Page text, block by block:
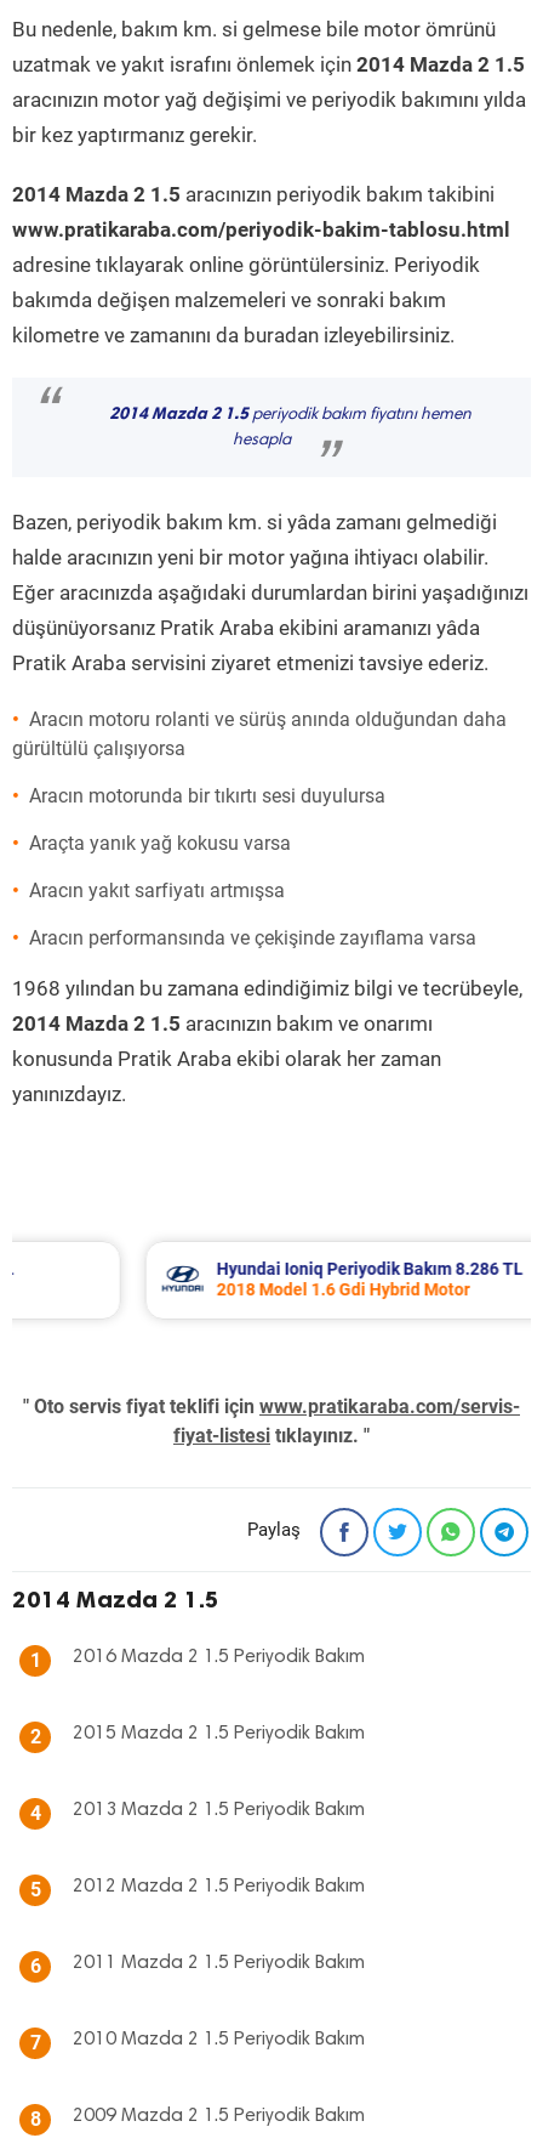
Bu nedenle, bakım km. si gelmese bile motor ömrünü
uzatmak ve yakıt israfını önlemek için 2014 Mazda 2 1.5
aracınızın motor yağ değişimi ve periyodik bakımını yılda
bir kez yaptırmanız gerekir.
2014 Mazda 2 1.5 aracınızın periyodik bakım takibini
www.pratikaraba.com/periyodik-bakim-tablosu.html
adresine tıklayarak online görüntülersiniz. Periyodik
bakımda değişen malzemeleri ve sonraki bakım
kilometre ve zamanını da buradan izleyebilirsiniz.
“ 2014 Mazda 2 1.5periyodik bakım fiyatını hemen
hesapla
”
Bazen, periyodik bakım km. si yâda zamanı gelmediği
halde aracınızın yeni bir motor yağına ihtiyacı olabilir.
Eğer aracınızda aşağıdaki durumlardan birini yaşadığınızı
düşünüyorsanız Pratik Araba ekibini aramanızı yâda
Pratik Araba servisini ziyaret etmenizi tavsiye ederiz.
Aracın motoru rolanti ve sürüş anında olduğundan daha
gürültülü çalışıyorsa
Aracın motorunda bir tıkırtı sesi duyulursa
Araçta yanık yağ kokusu varsa
Aracın yakıt sarfiyatı artmışsa
Aracın performansında ve çekişinde zayıflama varsa
1968 yılından bu zamana edindiğimiz bilgi ve tecrübeyle,
2014 Mazda 2 1.5 aracınızın bakım ve onarımı
konusunda Pratik Araba ekibi olarak her zaman
yanınızdayız.
Hyundai Ioniq Periyodik Bakım 8.286 TL
2018 Model 1.6 Gdi Hybrid Motor
" Oto servis fiyat teklifi için www.pratikaraba.com/servis-
fiyat-listesi tıklayınız. "
Paylaş
2014 Mazda 2 1.5
1 2016 Mazda 2 1.5 Periyodik Bakım
2 2015 Mazda 2 1.5 Periyodik Bakım
4 2013 Mazda 2 1.5 Periyodik Bakım
5 2012 Mazda 2 1.5 Periyodik Bakım
6 2011 Mazda 2 1.5 Periyodik Bakım
7 2010 Mazda 2 1.5 Periyodik Bakım
8 2009 Mazda 2 1.5 Periyodik Bakım